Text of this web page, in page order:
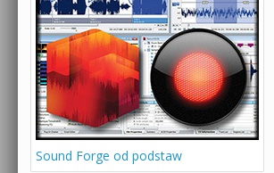
Sound Forge od podstaw